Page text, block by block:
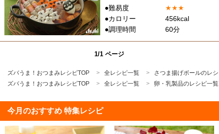
●難易度
★★★
●カロリー
456kcal
●調理時間
60分
1/1 ページ
ズバうま！おつまみレシピTOP 全レシピ一覧
さつま揚げボールのレ
ズバうま！おつまみレシピTOP
全レシピ一覧 卵・乳製品のレシピ一覧
今月のおすすめ 特集レシピ